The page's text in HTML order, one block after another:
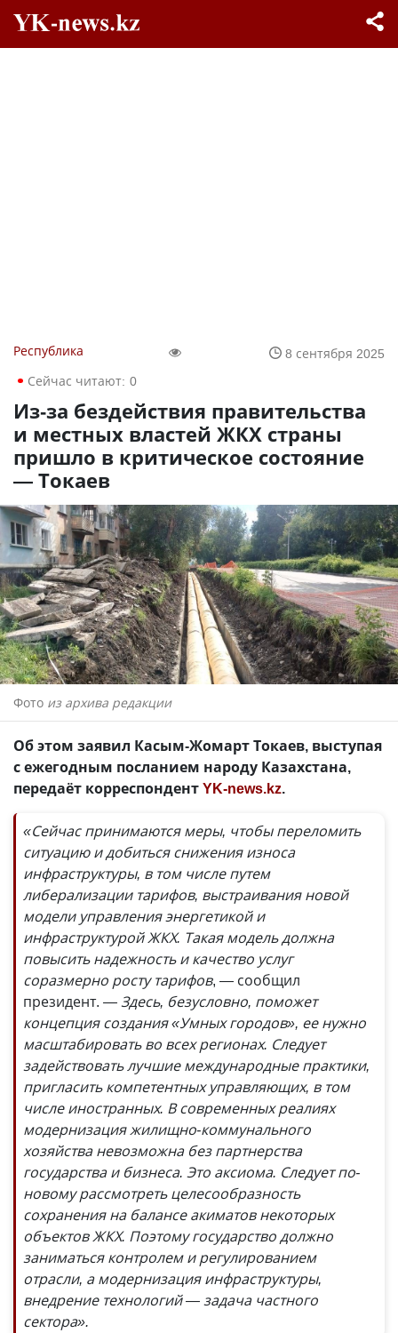
Республика
8 сентября 2025
Сейчас читают: 0
Из-за бездействия правительства
и местных властей ЖКХ страны
пришло в критическое состояние
— Токаев
Фото из архива редакции
Об этом заявил Касым-Жомарт Токаев, выступая
с ежегодным посланием народу Казахстана,
передаёт корреспондентYK-news.kz.
«Сейчас принимаются меры, чтобы переломить
ситуацию и добиться снижения износа
инфраструктуры, в том числе путем
либерализации тарифов, выстраивания новой
модели управления энергетикой и
инфраструктурой ЖКХ. Такая модель должна
повысить надежность и качество услуг
соразмерно росту тарифов, — сообщил
президент. — Здесь, безусловно, поможет
концепция создания «Умных городов», ее нужно
масштабировать во всех регионах. Следует
задействовать лучшие международные практики,
пригласить компетентных управляющих, в том
числе иностранных. В современных реалиях
модернизация жилищно-коммунального
хозяйства невозможна без партнерства
государства и бизнеса. Это аксиома. Следует по-
новому рассмотреть целесообразность
сохранения на балансе акиматов некоторых
объектов ЖКХ. Поэтому государство должно
заниматься контролем и регулированием
отрасли, а модернизация инфраструктуры,
внедрение технологий — задача частного
сектора».